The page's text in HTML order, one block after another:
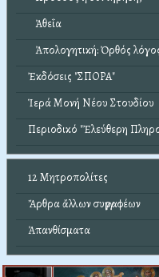
Ἀθεΐα
Ἀπολογητική: Ὀρθός
Ἐκδόσεις "ΣΠΟΡΑ"
Ἱερά Μονή Νέου Στουδίου
Περιοδικό "Ἐλεύθερη
12 Μητροπολίτες
Ἄρθρα ἄλλων συγγραφέων
Ἀπανθίσματα